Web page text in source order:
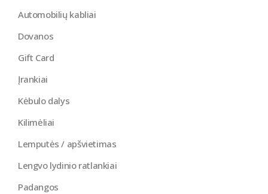
Automobilių kabliai
Dovanos
Gift Card
Įrankiai
Kėbulo dalys
Kilimėliai
Lemputės / apšvietimas
Lengvo lydinio ratlankiai
Padangos